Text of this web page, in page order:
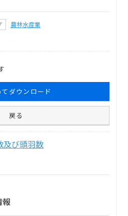
農林水産業
てダウンロード
戻る
及び頭羽数
報